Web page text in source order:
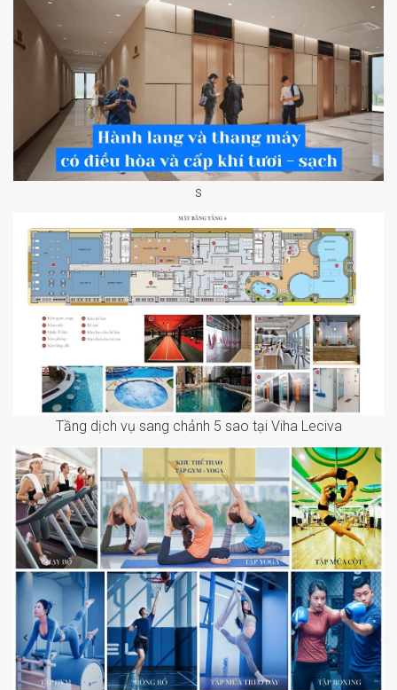
s
Tầng dịch vụ sang chảnh 5 sao tại Viha Leciva